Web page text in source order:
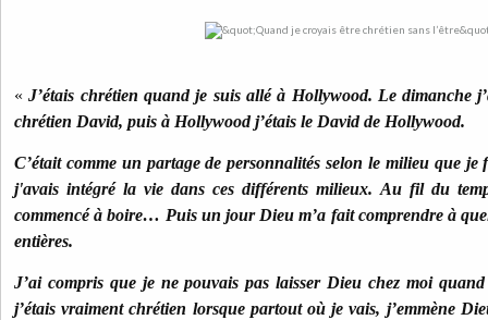
«J’étais chrétien quand je suis allé à Hollywood. Le dimanche
chrétien David, puis à Hollywood j’étais le David de Hollywood.
C’était comme un partage de personnalités selon le milieu que je
j'avais intégré la vie dans ces différents milieux. Au fil du
commencé à boire… Puis un jour Dieu m’a fait comprendre à
entières.
J’ai compris que je ne pouvais pas laisser Dieu chez moi
j’étais vraiment chrétien lorsque partout où je vais, j’emmène